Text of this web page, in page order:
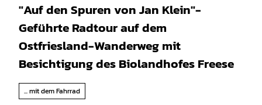
"Auf den Spuren von Jan Klein"-
Geführte Radtour auf dem
Ostfriesland-Wanderweg mit
Besichtigung des Biolandhofes Freese
... mit dem Fahrrad